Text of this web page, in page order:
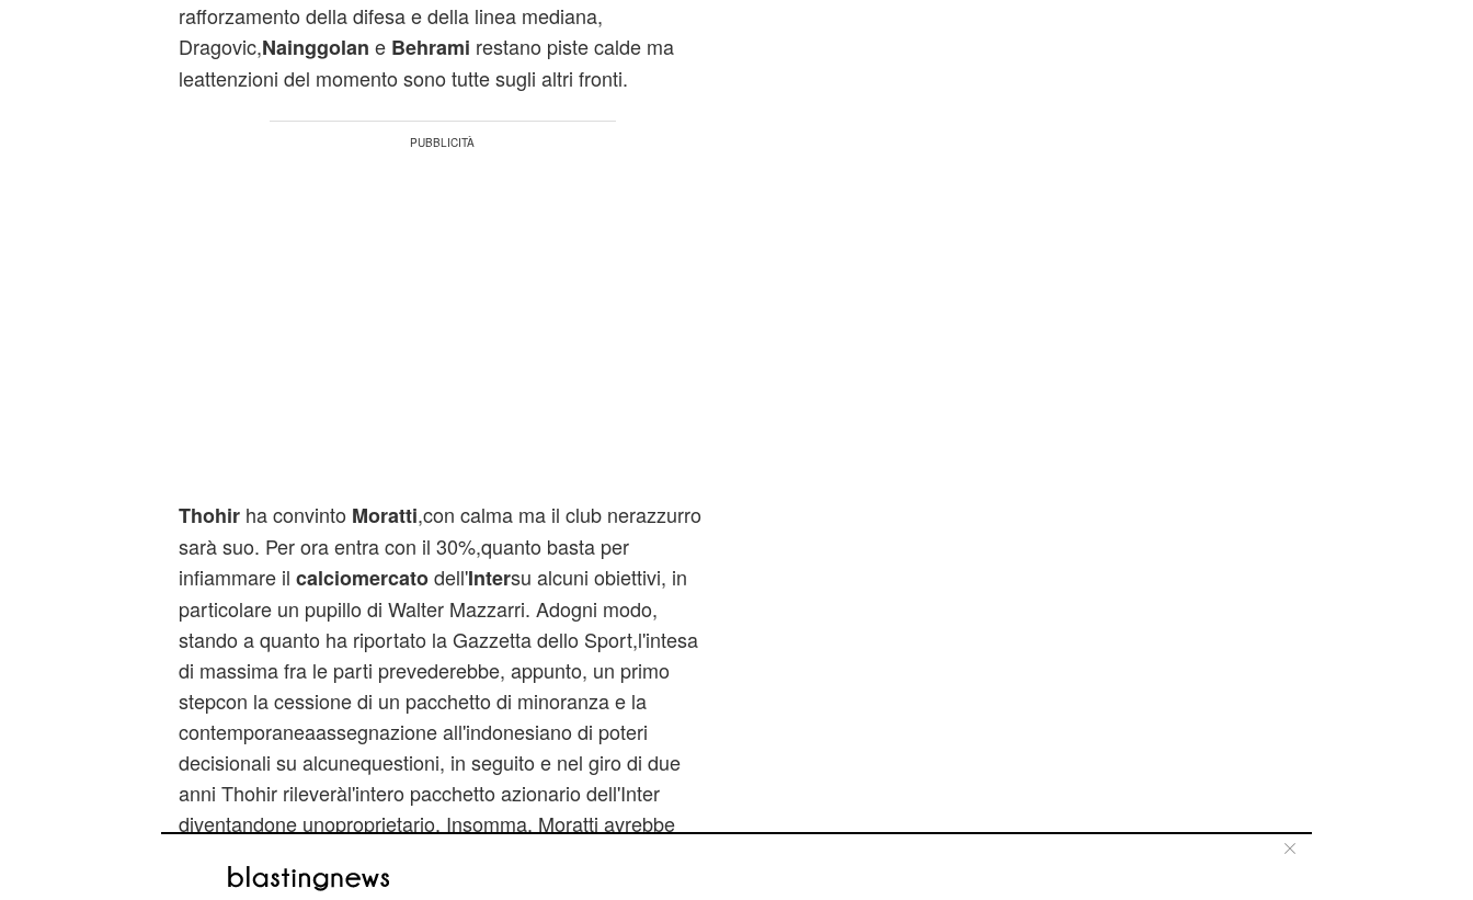
rafforzamento della difesa e della linea mediana,
Dragovic,Nainggolan e Behrami restano piste calde ma
leattenzioni del momento sono tutte sugli altri fronti.
Thohirha convinto Moratti,con calma ma il club nerazzurro
sarà suo. Per ora entra con il 30%,quanto basta per
infiammare il calciomercatodell'Intersu alcuni obiettivi, in
particolare un pupillo di Walter Mazzarri. Adogni modo,
stando a quanto ha riportato la Gazzetta dello Sport,l'intesa
di massima fra le parti prevederebbe, appunto, un primo
stepcon la cessione di un pacchetto di minoranza e la
contemporaneaassegnazione all'indonesiano di poteri
decisionali su alcunequestioni, in seguito e nel giro di due
anni Thohir rileveràl'intero pacchetto azionario dell'Inter
diventandone unoproprietario. Insomma, Moratti avrebbe
con calma assicurandosi che ilclub finisca in mani che